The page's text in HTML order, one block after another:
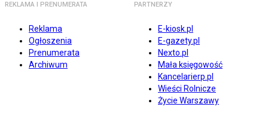
REKLAMA I PRENUMERATA
Reklama
Ogłoszenia
Prenumerata
Archiwum
PARTNERZY
E-kiosk.pl
E-gazety.pl
Nexto.pl
Mała księgowość
Kancelarierp.pl
Wieści Rolnicze
Życie Warszawy